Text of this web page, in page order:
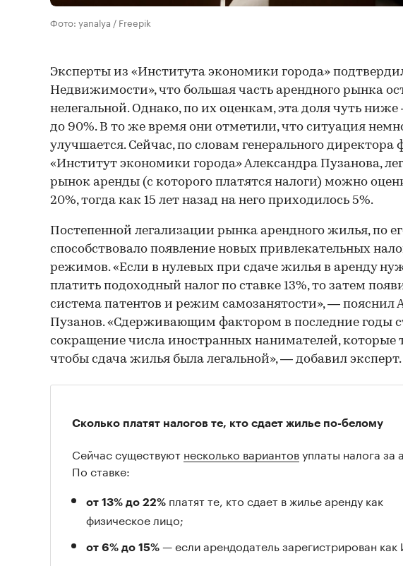
Фото: yanalya / Freepik
Эксперты из «Института экономики города»
Недвижимости», что большая часть арендного рынка
нелегальной. Однако, по их оценкам, эта доля чуть
до 90%. В то же время они отметили, что ситуация
улучшается. Сейчас, по словам генерального директора
«Институт экономики города» Александра Пузанова,
рынок аренды (с которого платятся налоги) можно
20%, тогда как 15 лет назад на него приходилось 5%.
Постепенной легализации рынка арендного жилья, по
способствовало появление новых привлекательных
режимов. «Если в нулевых при сдаче жилья в аренду
платить подоходный налог по ставке 13%, то затем
система патентов и режим самозанятости», — пояснил
Пузанов. «Сдерживающим фактором в последние годы
сокращение числа иностранных нанимателей, которые
чтобы сдача жилья была легальной», — добавил эксперт.
Сколько платят налогов те, кто сдает жилье по-белому
Сейчас существуют несколько вариантовуплаты налога за
По ставке:
от 13% до 22% платят те, кто сдает в жилье аренду как
физическое лицо;
от 6% до 15% — если арендодатель зарегистрирован